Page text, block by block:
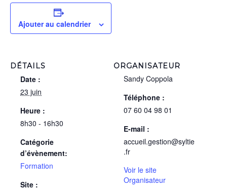
Ajouter au calendrier
DÉTAILS
Date :
23 juin
Heure :
8h30 - 16h30
Catégorie
d’évènement:
Formation
Site :
ORGANISATEUR
Sandy Coppola
Téléphone :
07 60 04 98 01
E-mail :
accueil.gestion@syltie
.fr
Voir le site
Organisateur